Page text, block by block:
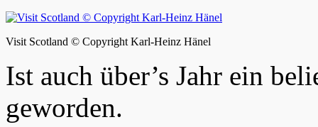
Visit Scotland © Copyright Karl-Heinz Hänel
Ist auch über’s Jahr ein
geworden.